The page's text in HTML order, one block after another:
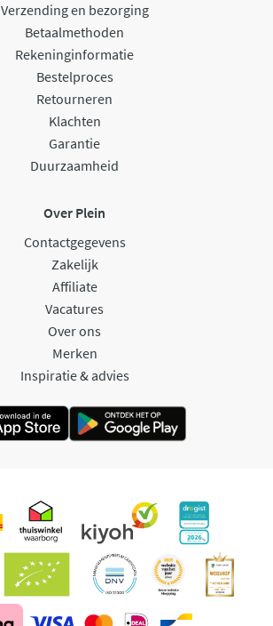
Verzending en bezorging
Betaalmethoden
Rekeninginformatie
Bestelproces
Retourneren
Klachten
Garantie
Duurzaamheid
Over Plein
Contactgegevens
Zakelijk
Affiliate
Vacatures
Over ons
Merken
Inspiratie & advies